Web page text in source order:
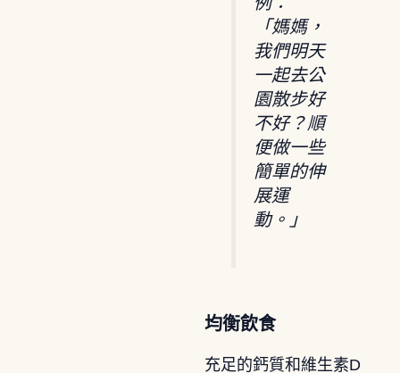
「媽媽，
我們明天
一起去公
園散步好
不好？順
便做一些
簡單的伸
展運
動。」
均衡飲食
充足的鈣質和維生素D